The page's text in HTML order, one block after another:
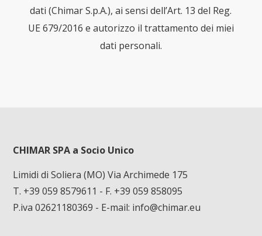
dati (Chimar S.p.A.), ai sensi dell’Art. 13 del Reg.
UE 679/2016 e autorizzo il trattamento dei miei
dati personali.
CHIMAR SPA a Socio Unico
Limidi di Soliera (MO) Via Archimede 175
T. +39 059 8579611 - F. +39 059 858095
P.iva 02621180369 - E-mail: info@chimar.eu